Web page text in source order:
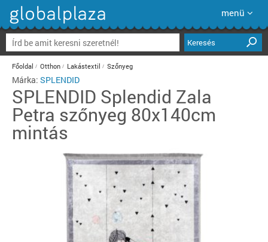
menü
Keresés
Főoldal Otthon Lakástextil Szőnyeg
Márka: SPLENDID
SPLENDID Splendid Zala
Petra szőnyeg 80x140cm
mintás